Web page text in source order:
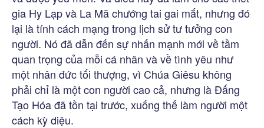
gia Hy Lạp và La Mã chướng tai gai mắt, nhưng đó
lại là tính cách mạng trong lịch sử tư tưởng con
người. Nó đã dẫn đến sự nhấn mạnh mới về tầm
quan trọng của mỗi cá nhân và về tình yêu như
một nhân đức tối thượng, vì Chúa Giêsu không
phải chỉ là một con người cao cả, nhưng là Đấng
Tạo Hóa đã tồn tại trước, xuống thế làm người một
cách kỳ diệu.